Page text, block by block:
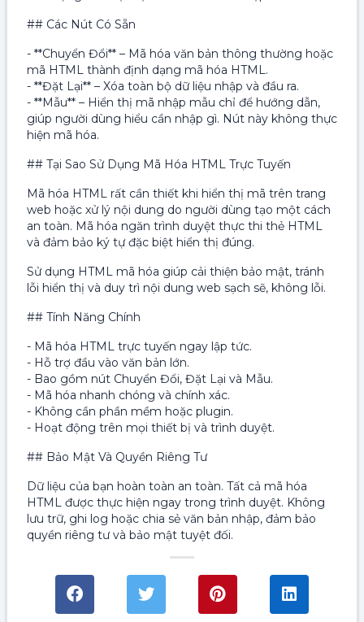
## Các Nút Có Sẵn
- **Chuyển Đổi** – Mã hóa văn bản thông thường hoặc
mã HTML thành định dạng mã hóa HTML.
- **Đặt Lại** – Xóa toàn bộ dữ liệu nhập và đầu ra.
- **Mẫu** – Hiển thị mã nhập mẫu chỉ để hướng dẫn,
giúp người dùng hiểu cần nhập gì. Nút này không thực
hiện mã hóa.
## Tại Sao Sử Dụng Mã Hóa HTML Trực Tuyến
Mã hóa HTML rất cần thiết khi hiển thị mã trên trang
web hoặc xử lý nội dung do người dùng tạo một cách
an toàn. Mã hóa ngăn trình duyệt thực thi thẻ HTML
và đảm bảo ký tự đặc biệt hiển thị đúng.
Sử dụng HTML mã hóa giúp cải thiện bảo mật, tránh
lỗi hiển thị và duy trì nội dung web sạch sẽ, không lỗi.
## Tính Năng Chính
- Mã hóa HTML trực tuyến ngay lập tức.
- Hỗ trợ đầu vào văn bản lớn.
- Bao gồm nút Chuyển Đổi, Đặt Lại và Mẫu.
- Mã hóa nhanh chóng và chính xác.
- Không cần phần mềm hoặc plugin.
- Hoạt động trên mọi thiết bị và trình duyệt.
## Bảo Mật Và Quyền Riêng Tư
Dữ liệu của bạn hoàn toàn an toàn. Tất cả mã hóa
HTML được thực hiện ngay trong trình duyệt. Không
lưu trữ, ghi log hoặc chia sẻ văn bản nhập, đảm bảo
quyền riêng tư và bảo mật tuyệt đối.